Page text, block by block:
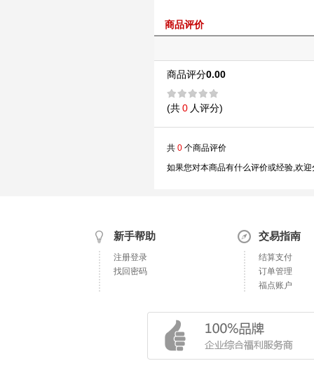
商品评价
商品评分0.00
(共0 人评分)
共 0 个商品评价
如果您对本商品有什么评价或经验,欢迎
新手帮助
注册登录
找回密码
交易指南
结算支付
订单管理
福点账户